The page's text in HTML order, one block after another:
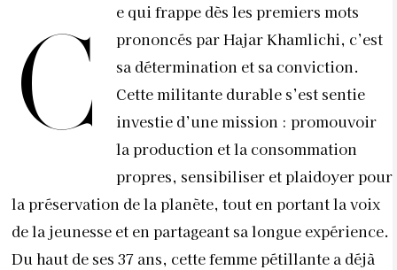
C
e qui frappe dès les premiers mots
prononcés par Hajar Khamlichi, c’est
sa détermination et sa conviction.
Cette militante durable s’est sentie
investie d’une mission : promouvoir
la production et la consommation
propres, sensibiliser et plaidoyer pour
la préservation de la planète, tout en portant la voix
de la jeunesse et en partageant sa longue expérience.
Du haut de ses 37 ans, cette femme pétillante a déjà